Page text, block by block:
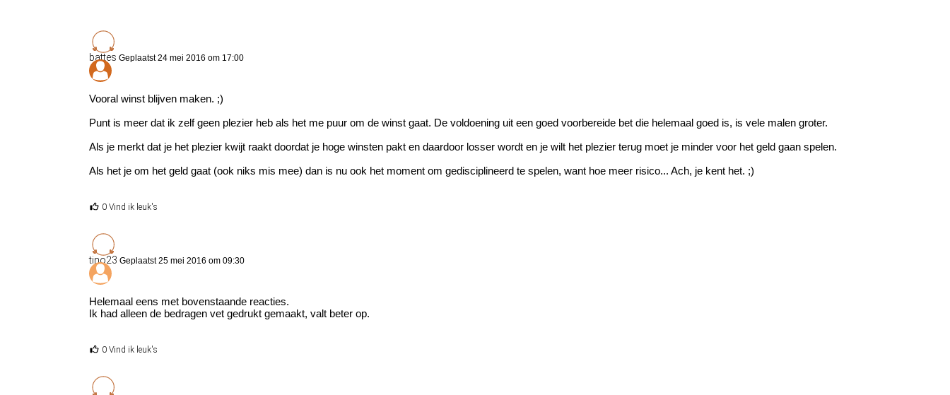
battes Geplaatst 24 mei 2016 om 17:00
Vooral winst blijven maken. ;)
Punt is meer dat ik zelf geen plezier heb als het me puur om de winst gaat. De voldoening uit een goed voorbereide bet die helemaal goed is, is vele malen groter.
Als je merkt dat je het plezier kwijt raakt doordat je hoge winsten pakt en daardoor losser wordt en je wilt het plezier terug moet je minder voor het geld gaan spelen.
Als het je om het geld gaat (ook niks mis mee) dan is nu ook het moment om gedisciplineerd te spelen, want hoe meer risico... Ach, je kent het. ;)
0 Vind ik leuk's
tino23 Geplaatst 25 mei 2016 om 09:30
Helemaal eens met bovenstaande reacties.
Ik had alleen de bedragen vet gedrukt gemaakt, valt beter op.
0 Vind ik leuk's